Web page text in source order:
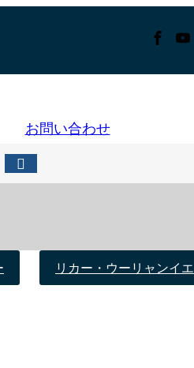
お問い合わせ
リカー・ウーリャンイエ